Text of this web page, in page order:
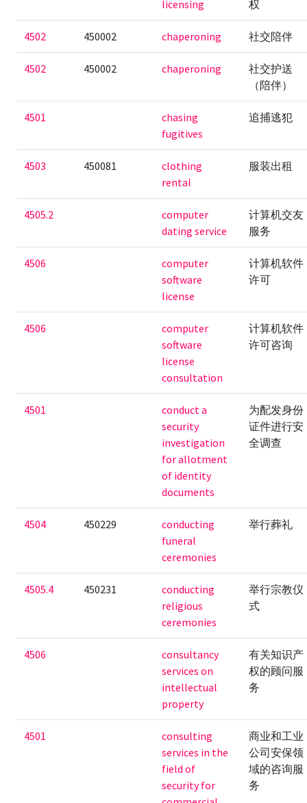
licensing 权
4502 450002 chaperoning 社交陪伴
4502 450002 chaperoning
社交护送
（陪伴）
4501
chasing
fugitives
追捕逃犯
4503 450081
clothing
rental
服装出租
4505.2
computer
dating service
计算机交友
服务
4506
computer
software
license
计算机软件
许可
4506
computer
software
license
consultation
计算机软件
许可咨询
4501
conduct a
security
investigation
for allotment
of identity
documents
为配发身份
证件进行安
全调查
4504 450229
conducting
funeral
ceremonies
举行葬礼
4505.4 450231
conducting
religious
ceremonies
举行宗教仪
式
4506
consultancy
services on
intellectual
property
有关知识产
权的顾问服
务
4501
consulting
services in the
field of
security for
商业和工业
公司安保领
域的咨询服
务